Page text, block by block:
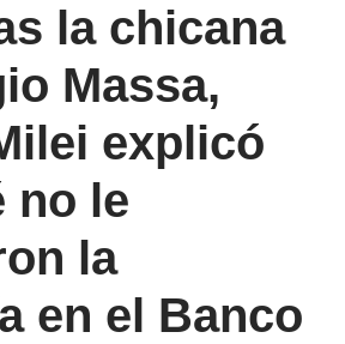
la chicana
Massa,
explicó
no le
la
en el Banco